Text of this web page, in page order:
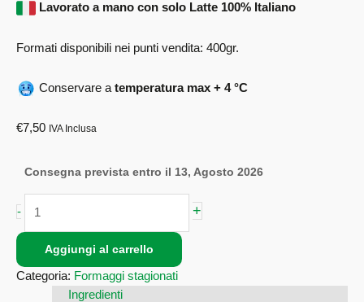
Lavorato a mano con solo Latte 100% Italiano
Formati disponibili nei punti vendita: 400gr.
Conservare a temperatura max + 4 °C
€7,50 IVA Inclusa
Consegna prevista entro il 13, Agosto 2026
- +
Aggiungi al carrello
Categoria: Formaggi stagionati
Ingredienti